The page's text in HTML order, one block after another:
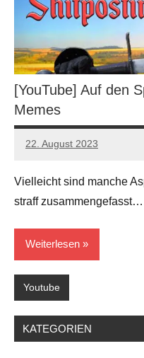
[YouTube] Auf den
Memes
22. August 2023
Alexis
Keine
Vielleicht sind manche
straff
Weiterlesen
Youtube
KATEGORIEN